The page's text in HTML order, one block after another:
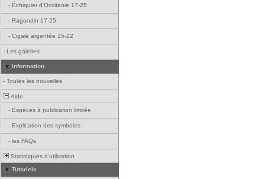
- Échiquier d'Occitanie 17-25
- Ragondin 17-25
- Cigale argentée 15-22
- Les galeries
Information
- Toutes les nouvelles
Aide
- Espèces à publication limitée
- Explication des symboles
- les FAQs
Statistiques d'utilisation
Tutoriels